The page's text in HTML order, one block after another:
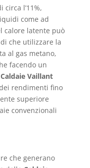
l’11%,
come ad
calore latente può
che utilizzare la
al gas metano,
facendo un
Caldaie Vaillant
rendimenti fino
superiore
convenzionali
che generano